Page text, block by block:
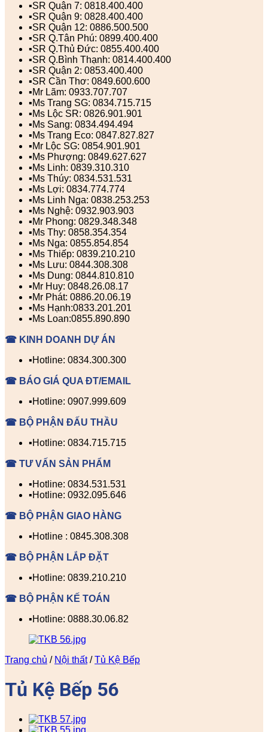
▪️SR Quận 7: 0818.400.400
▪️SR Quận 9: 0828.400.400
▪️SR Quận 12: 0886.500.500
▪️SR Q.Tân Phú: 0899.400.400
▪️SR Q.Thủ Đức: 0855.400.400
▪️SR Q.Bình Thạnh: 0814.400.400
▪️SR Quận 2: 0853.400.400
▪️SR Cần Thơ: 0849.600.600
▪️Mr Lãm: 0933.707.707
▪️Ms Trang SG: 0834.715.715
▪️Ms Lộc SR: 0826.901.901
▪️Ms Sang: 0834.494.494
▪️Ms Trang Eco: 0847.827.827
▪️Mr Lộc SG: 0854.901.901
▪️Ms Phượng: 0849.627.627
▪️Ms Linh: 0839.310.310
▪️Ms Thúy: 0834.531.531
▪️Ms Lợi: 0834.774.774
▪️Ms Linh Nga: 0838.253.253
▪️Ms Nghệ: 0932.903.903
▪️Mr Phong: 0829.348.348
▪️Ms Thy: 0858.354.354
▪️Ms Nga: 0855.854.854
▪️Ms Thiếp: 0839.210.210
▪️Ms Lưu: 0844.308.308
▪️Ms Dung: 0844.810.810
▪️Mr Huy: 0848.26.08.17
▪️Mr Phát: 0886.20.06.19
▪️Ms Hạnh:0833.201.201
▪️Ms Loan:0855.890.890
☎ KINH DOANH DỰ ÁN
▪️Hotline: 0834.300.300
☎ BÁO GIÁ QUA ĐT/EMAIL
▪️Hotline: 0907.999.609
☎ BỘ PHẬN ĐẤU THẦU
▪️Hotline: 0834.715.715
☎ TƯ VẤN SẢN PHẨM
▪️Hotline: 0834.531.531
▪️Hotline: 0932.095.646
☎ BỘ PHẬN GIAO HÀNG
▪️Hotline : 0845.308.308
☎ BỘ PHẬN LẮP ĐẶT
▪️Hotline: 0839.210.210
☎ BỘ PHẬN KẾ TOÁN
▪️Hotline: 0888.30.06.82
Trang chủ / Nội thất / Tủ Kệ Bếp
Tủ Kệ Bếp 56